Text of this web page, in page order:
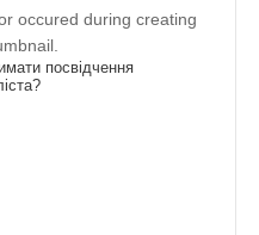
occured during creating
посвідчення